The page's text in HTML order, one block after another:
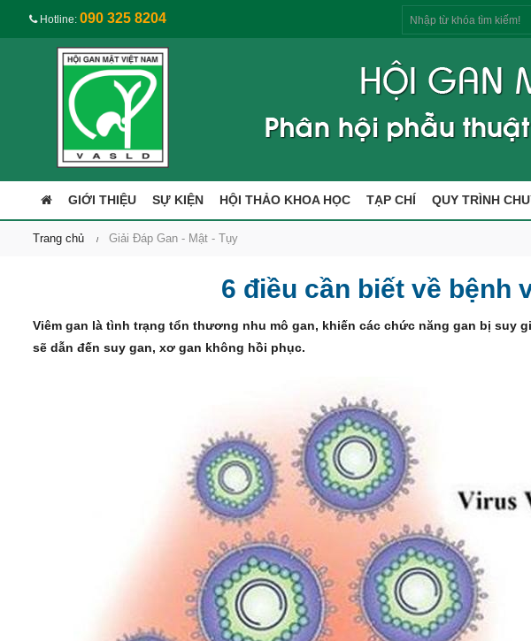
Hotline: 090 325 8204
Tìm
kiếm
GIỚI THIỆU SỰ KIỆN HỘI THẢO KHOA HỌC TẠP CHÍ QUY TRÌNH
Trang chủ Giải Đáp Gan - Mật - Tụy
6 điều cần biết về bệnh
Viêm gan là tình trạng tổn thương nhu mô gan, khiến các chức năng gan bị suy
sẽ dẫn đến suy gan, xơ gan không hồi phục.